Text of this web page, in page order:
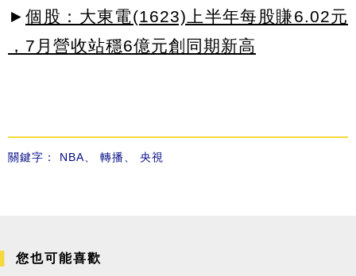
► 個股：大東電(1623)上半年每股賺6.02元
，7月營收站穩6億元創同期新高
關鍵字： NBA 轉播 央視
您也可能喜歡